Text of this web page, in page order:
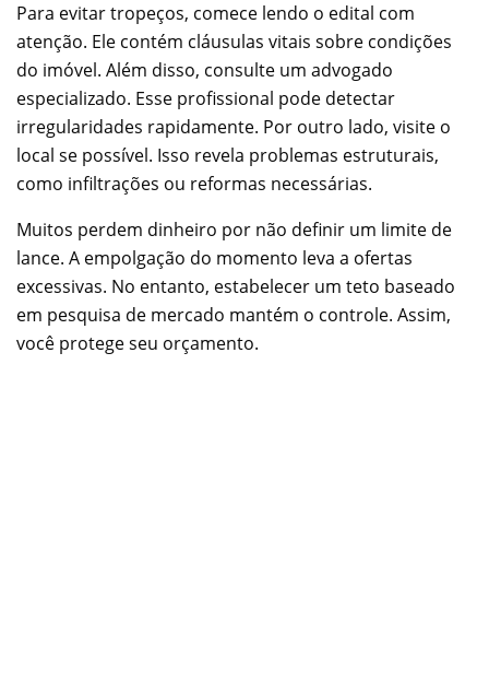
Para evitar tropeços, comece lendo o edital com
atenção. Ele contém cláusulas vitais sobre condições
do imóvel. Além disso, consulte um advogado
especializado. Esse profissional pode detectar
irregularidades rapidamente. Por outro lado, visite o
local se possível. Isso revela problemas estruturais,
como infiltrações ou reformas necessárias.
Muitos perdem dinheiro por não definir um limite de
lance. A empolgação do momento leva a ofertas
excessivas. No entanto, estabelecer um teto baseado
em pesquisa de mercado mantém o controle. Assim,
você protege seu orçamento.